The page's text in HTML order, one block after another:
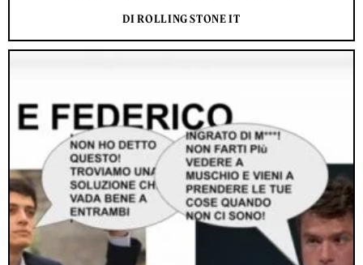
DI ROLLING STONE IT